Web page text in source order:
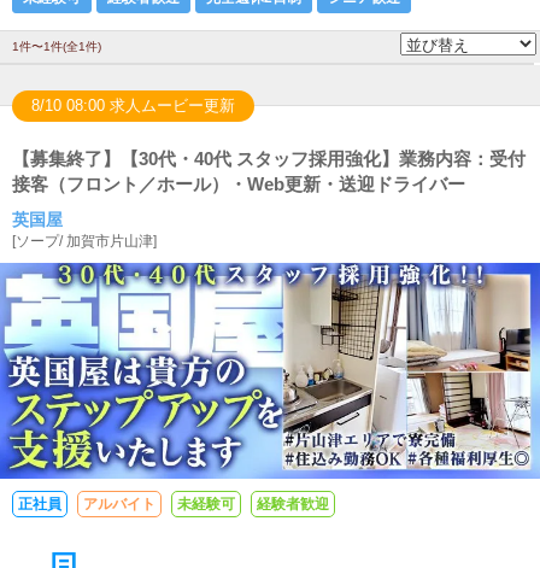
1件〜1件(全1件)
8/10 08:00 求人ムービー更新
【募集終了】【30代・40代 スタッフ採用強化】業務内容：受付
接客（フロント／ホール）・Web更新・送迎ドライバー
英国屋
[ソープ/ 加賀市片山津]
正社員 アルバイト 未経験可 経験者歓迎